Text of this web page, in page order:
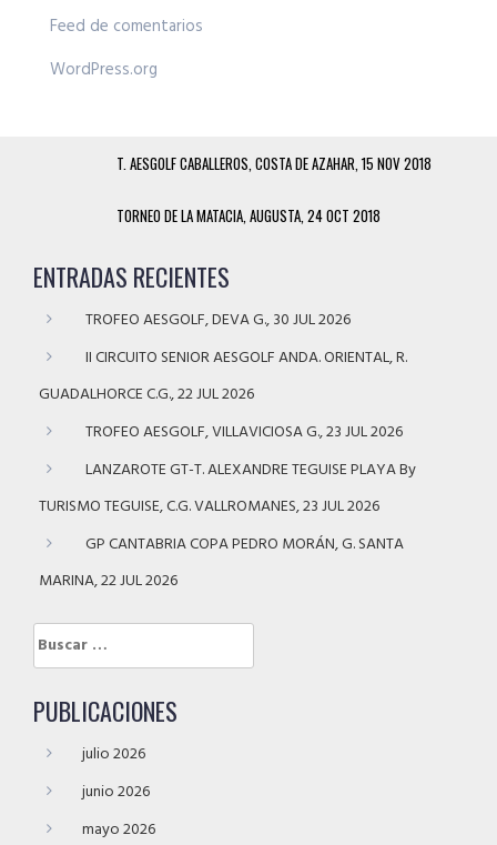
Feed de comentarios
WordPress.org
T. AESGOLF CABALLEROS, COSTA DE AZAHAR, 15 NOV 2018
TORNEO DE LA MATACIA, AUGUSTA, 24 OCT 2018
ENTRADAS RECIENTES
TROFEO AESGOLF, DEVA G., 30 JUL 2026
II CIRCUITO SENIOR AESGOLF ANDA. ORIENTAL, R.
GUADALHORCE C.G., 22 JUL 2026
TROFEO AESGOLF, VILLAVICIOSA G., 23 JUL 2026
LANZAROTE GT-T. ALEXANDRE TEGUISE PLAYA By
TURISMO TEGUISE, C.G. VALLROMANES, 23 JUL 2026
GP CANTABRIA COPA PEDRO MORÁN, G. SANTA
MARINA, 22 JUL 2026
Buscar:
PUBLICACIONES
julio 2026
junio 2026
mayo 2026